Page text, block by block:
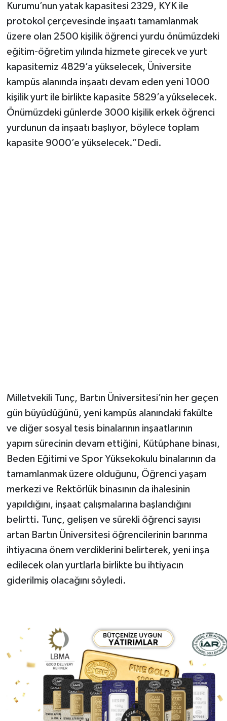
Kurumu’nun yatak kapasitesi 2329, KYK ile
protokol çerçevesinde inşaatı tamamlanmak
üzere olan 2500 kişilik öğrenci yurdu önümüzdeki
eğitim-öğretim yılında hizmete girecek ve yurt
kapasitemiz 4829’a yükselecek, Üniversite
kampüs alanında inşaatı devam eden yeni 1000
kişilik yurt ile birlikte kapasite 5829’a yükselecek.
Önümüzdeki günlerde 3000 kişilik erkek öğrenci
yurdunun da inşaatı başlıyor, böylece toplam
kapasite 9000’e yükselecek.”Dedi.
Milletvekili Tunç, Bartın Üniversitesi’nin her geçen
gün büyüdüğünü, yeni kampüs alanındaki fakülte
ve diğer sosyal tesis binalarının inşaatlarının
yapım sürecinin devam ettiğini, Kütüphane binası,
Beden Eğitimi ve Spor Yüksekokulu binalarının da
tamamlanmak üzere olduğunu, Öğrenci yaşam
merkezi ve Rektörlük binasının da ihalesinin
yapıldığını, inşaat çalışmalarına başlandığını
belirtti. Tunç, gelişen ve sürekli öğrenci sayısı
artan Bartın Üniversitesi öğrencilerinin barınma
ihtiyacına önem verdiklerini belirterek, yeni inşa
edilecek olan yurtlarla birlikte bu ihtiyacın
giderilmiş olacağını söyledi.